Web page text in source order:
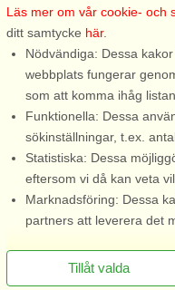
och familjevänlig miljö med
milsvid havsutsikt och
fantastiska solnedgångar.
stugan går ni via
från 15.671 SEK
Läs mer om vår cookie- och
ditt samtycke här.
Nödvändiga: Dessa
webbplats fungerar
som att komma ihåg
Funktionella: Dessa
sökinställningar, t.ex.
Statistiska: Dessa
eftersom vi då kan veta
Marknadsföring: Dessa
partners att leverera det
Tillåt valda